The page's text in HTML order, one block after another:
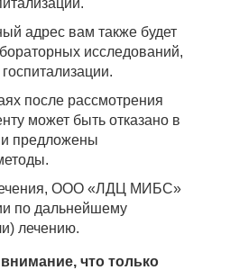
адрес вам также будет
исследований,
после рассмотрения
может быть отказано в
предложены
ООО «ЛДЦ МИБС»
по дальнейшему
лечению.
что только